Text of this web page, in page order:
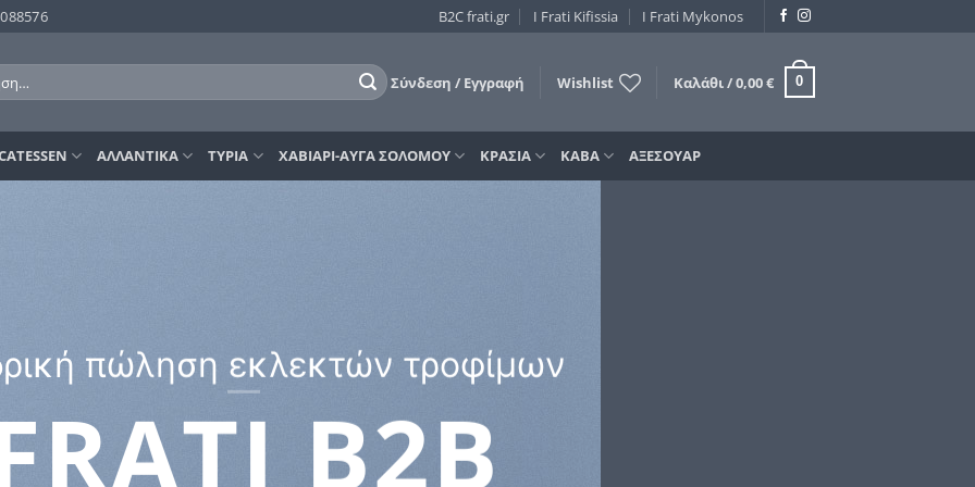
B2C frati.gr I Frati Kifissia I Frati Mykonos
Σύνδεση / Εγγραφή Wishlist Καλάθι /0,00€ 0
ΑΛΛΑΝΤΙΚΑ ΤΥΡΙΑ ΧΑΒΙΑΡΙ-ΑΥΓΑ ΣΟΛΟΜΟΥ ΚΡΑΣΙΑ ΚΑΒΑ ΑΞΕΣΟΥΑΡ
πώληση εκλεκτών τροφίμων
B2B